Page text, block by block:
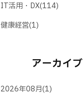
IT活用・DX(114)
健康経営(1)
アーカイブ
2026年08月(1)